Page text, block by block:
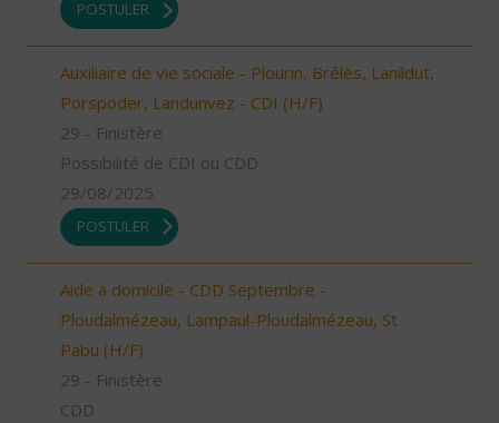
POSTULER
Auxiliaire de vie sociale - Plourin, Brélès, Lanildut,
Porspoder, Landunvez - CDI (H/F)
29 - Finistère
Possibilité de CDI ou CDD
29/08/2025
POSTULER
Aide à domicile - CDD Septembre -
Ploudalmézeau, Lampaul-Ploudalmézeau, St
Pabu (H/F)
29 - Finistère
CDD